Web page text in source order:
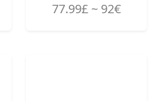
77.99£ ~ 92€